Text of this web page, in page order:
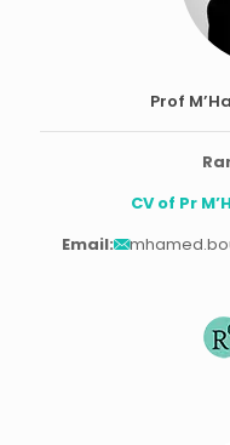
Prof
CV of Pr
Email: